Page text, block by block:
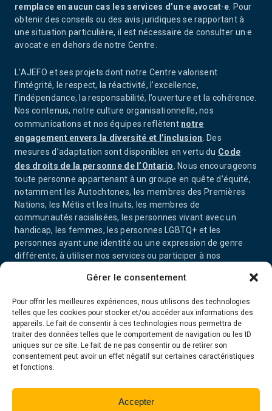
Gérer le consentement
Pour offrir les meilleures expériences, nous utilisons des technologies
telles que les cookies pour stocker et/ou accéder aux informations des
appareils. Le fait de consentir à ces technologies nous permettra de
traiter des données telles que le comportement de navigation ou les ID
uniques sur ce site. Le fait de ne pas consentir ou de retirer son
consentement peut avoir un effet négatif sur certaines caractéristiques
et fonctions.
Accepter
remplace en aucun cas les services d’un·e avocat·e. Pour
obtenir des conseils ou des avis juridiques se rapportant à
une situation particulière, il est nécessaire de consulter un·e
avocat·e en dehors de notre Centre.
L’AJEFO et ses projets dont notre Centre valorisent
l’intégrité, le respect, la réactivité, l’excellence,
l’indépendance, la responsabilité, l’ouverture et la cohérence.
Nos contenus, notre culture organisationnelle, nos
communications et nos équipes reflètent notre
engagement envers la diversité et l’inclusion. Des
mesures d’adaptation sont disponibles en vertu du Code
des droits de la personne de l’Ontario. Nous encourageons
toute personne appartenant à un groupe en quête d’équité,
notamment les Autochtones, les membres des Premières
Nations, les Métis et les Inuits, les membres de
communautés racialisées, les personnes vivant avec un
handicap, les femmes, les personnes LGBTQ+ et les
personnes ayant une identité ou une expression de genre
différente, à utiliser nos services ou participer à nos